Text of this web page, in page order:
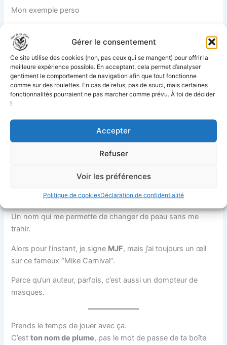
Gérer le consentement
Ce site utilise des cookies (non, pas ceux qui se mangent) pour offrir la
meilleure expérience possible. En acceptant, cela permet d’analyser
gentiment le comportement de navigation afin que tout fonctionne
comme sur des roulettes. En cas de refus, pas de souci, mais certaines
fonctionnalités pourraient ne pas marcher comme prévu. À toi de décider
!
Accepter
Refuser
Voir les préférences
Politique de cookiesDéclaration de confidentialité
Mon exemple perso
Deux prénoms. Un nom pas courant.
J’ai longtemps hésité entre des options classiques (Mickaël
Fichere), sobres (MJF), ou plus décalées (Mike F., Mike
Masque, M. Carnival…).
Ce que je veux, c’est explorer tous les genres, créer une
Ce que je cherche, ce n’est pas un nom.
totem de liberté.
Un nom qui me permette de changer de peau sans me
trahir.
Alors pour l’instant, je signe MJF, mais j’ai toujours un œil
sur ce fameux “Mike Carnival”.
Parce qu’un auteur, parfois, c’est aussi un dompteur de
masques.
Prends le temps de jouer avec ça.
C’estton nom de plume, pas le mot de passe de ta boîte